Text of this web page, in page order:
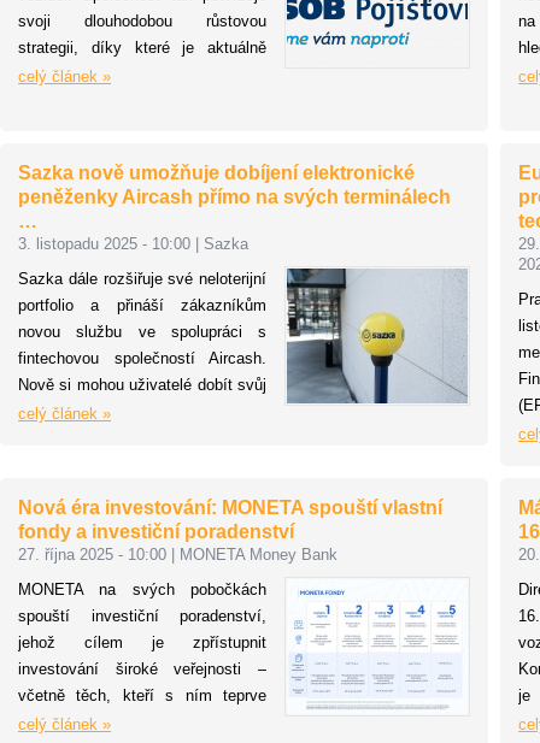
svoji dlouhodobou růstovou
strategii, díky které je aktuálně
nejrychleji rostoucí pojišťovnou na
celý článek »
Sazka nově umožňuje dobíjení elektronické
peněženky Aircash přímo na svých terminálech
…
3. listopadu 2025 - 10:00
Sazka
Sazka dále rozšiřuje své neloterijní
portfolio a přináší zákazníkům
novou službu ve spolupráci s
fintechovou společností Aircash.
Nově si mohou uživatelé dobít svůj
účet v mobilní aplikaci Aircash
pošt.
celý článek »
Nová éra investování: MONETA spouští vlastní
fondy a investiční poradenství
27. října 2025 - 10:00
MONETA Money Bank
MONETA na svých pobočkách
spouští investiční poradenství,
jehož cílem je zpřístupnit
investování široké veřejnosti –
včetně těch, kteří s ním teprve
začínají. Současně představuje pět
celý článek »
je